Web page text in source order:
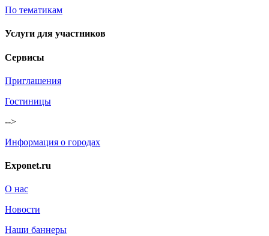
По тематикам
Услуги для участников
Сервисы
Приглашения
Гостиницы
-->
Информация о городах
Exponet.ru
О нас
Новости
Наши баннеры